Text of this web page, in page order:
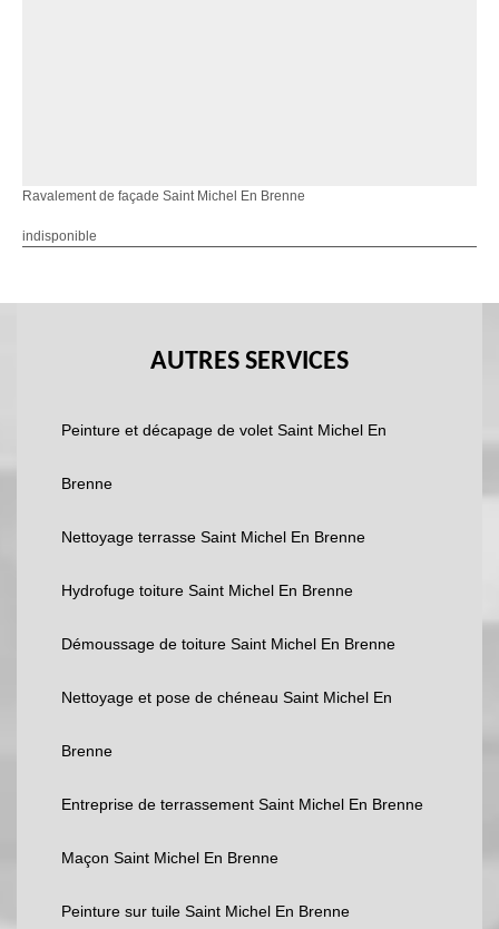
Ravalement de façade Saint Michel En Brenne
indisponible
AUTRES SERVICES
Peinture et décapage de volet Saint Michel En
Brenne
Nettoyage terrasse Saint Michel En Brenne
Hydrofuge toiture Saint Michel En Brenne
Démoussage de toiture Saint Michel En Brenne
Nettoyage et pose de chéneau Saint Michel En
Brenne
Entreprise de terrassement Saint Michel En Brenne
Maçon Saint Michel En Brenne
Peinture sur tuile Saint Michel En Brenne